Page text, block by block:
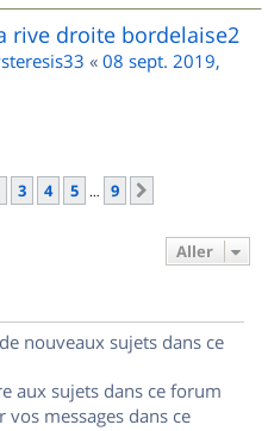
rive droite bordelaise2
« 08 sept. 2019,
3 4 5 … 9
Aller
nouveaux sujets dans ce
aux sujets dans ce forum
vos messages dans ce